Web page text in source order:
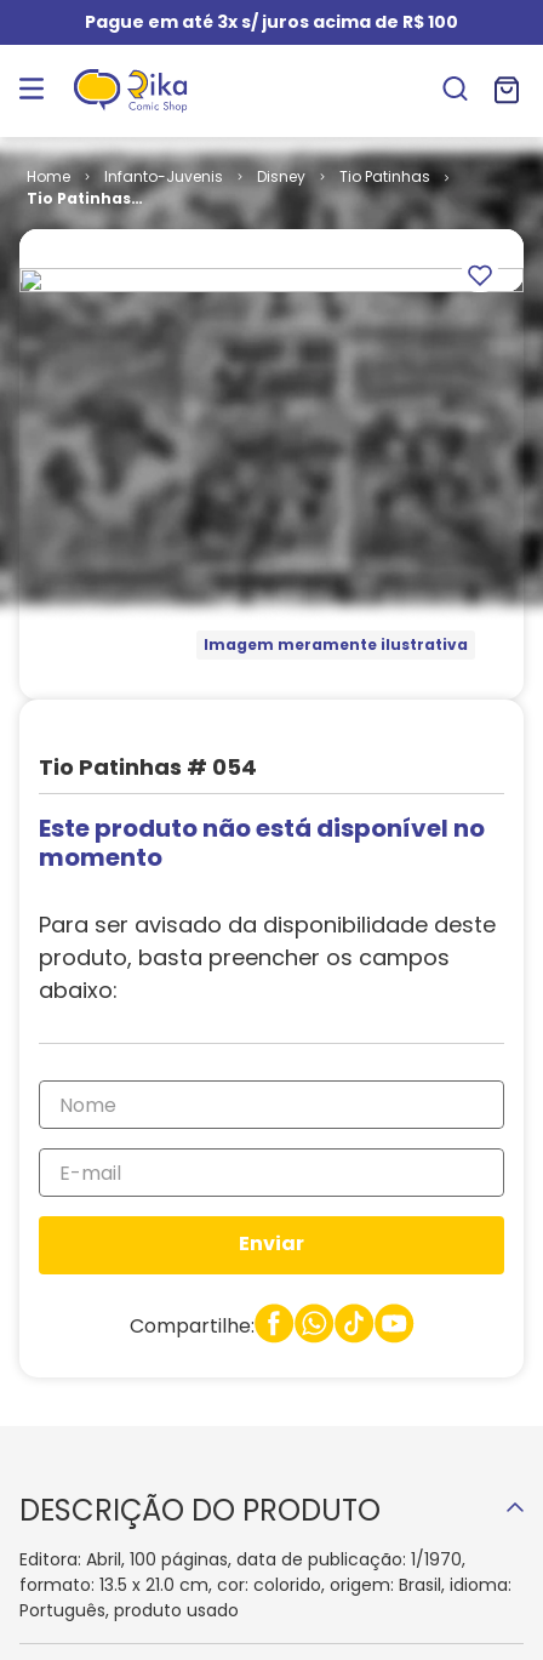
Pague em até 3x s/ juros acima de R$ 100
Infanto-Juvenis Disney
Tio Patinhas
Tio Patinhas
# 054
Imagem meramente ilustrativa
Tio Patinhas # 054
Este produto não está disponível no
momento
Para ser avisado da disponibilidade deste
produto, basta preencher os campos
abaixo:
Enviar
Compartilhe:
DESCRIÇÃO DO PRODUTO
Editora: Abril, 100 páginas, data de publicação: 1/1970,
formato: 13.5 x 21.0 cm, cor: colorido, origem: Brasil, idioma:
Português, produto usado